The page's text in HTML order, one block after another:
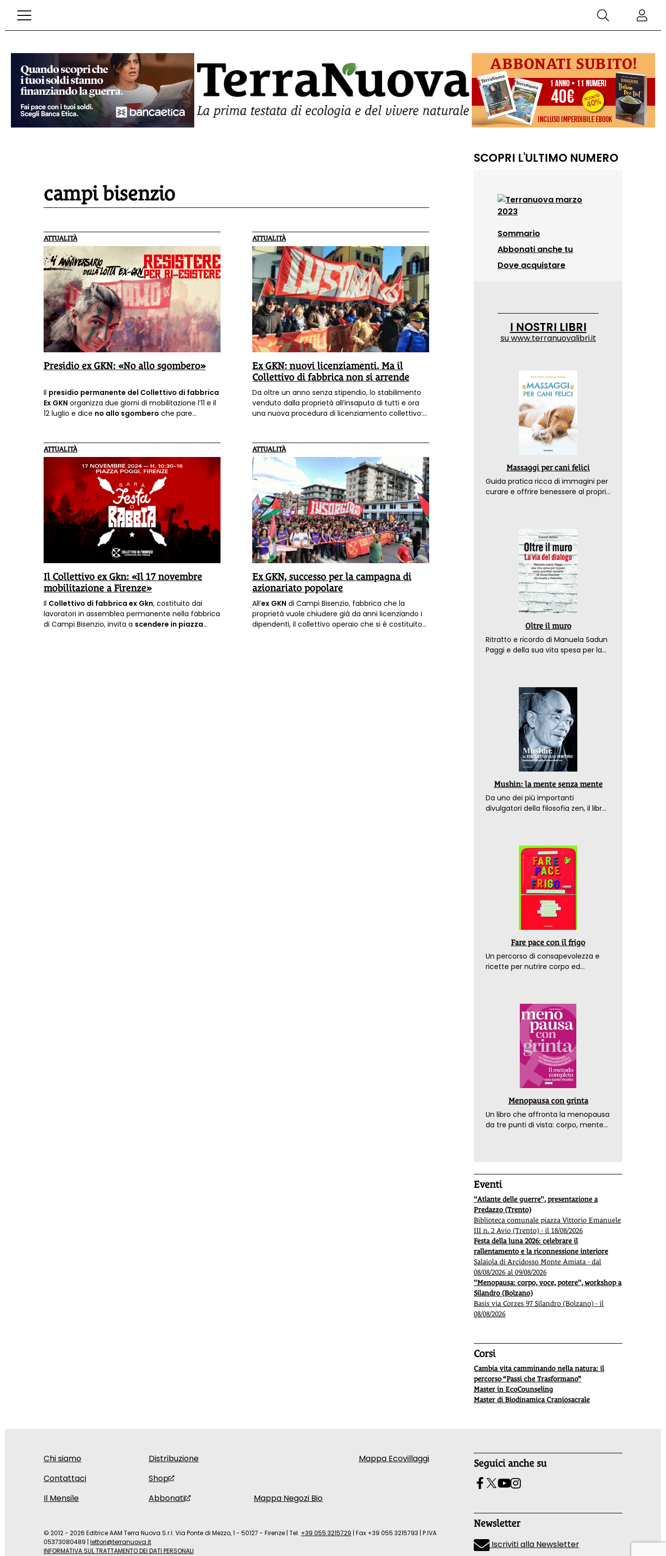
campi bisenzio
ATTUALITÀ
Presidio ex GKN: «No allo sgombero»
Il presidio permanente del Collettivo di fabbrica
Ex GKN organizza due giorni di mobilitazione l’11 e il
12 luglio e dice no allo sgombero che pare
ATTUALITÀ
Ex GKN: nuovi licenziamenti. Ma il
Collettivo di fabbrica non si arrende
Da oltre un anno senza stipendio, lo stabilimento
venduto dalla proprietà all’insaputa di tutti e ora
una nuova procedura di licenziamento collettivo:
ATTUALITÀ
Il Collettivo ex Gkn: «Il 17 novembre
mobilitazione a Firenze»
Il Collettivo di fabbrica ex Gkn, costituito dai
lavoratori in assemblea permanente nella fabbrica
di Campi Bisenzio, invita a scendere in piazza
ATTUALITÀ
Ex GKN, successo per la campagna di
azionariato popolare
All’ex GKN di Campi Bisenzio, fabbrica che la
proprietà vuole chiudere già da anni licenziando i
dipendenti, il collettivo operaio che si è costituito
SCOPRI L'ULTIMO NUMERO
Sommario
Abbonati anche tu
Dove acquistare
I NOSTRI LIBRI
suwww.terranuovalibri.it
Massaggi per cani felici
Guida pratica ricca di immagini per
curare e offrire benessere al proprio
Oltre il muro
Ritratto e ricordo di Manuela Sadun
Paggi e della sua vita spesa per la
Mushin: la mente senza mente
Da uno dei più importanti
divulgatori della filosofia zen, il libro
Fare pace con il frigo
Un percorso di consapevolezza e
ricette per nutrire corpo ed
Menopausa con grinta
Un libro che affronta la menopausa
da tre punti di vista: corpo, mente
Eventi
"Atlante delle guerre", presentazione a
Predazzo (Trento)
Biblioteca comunale piazza Vittorio Emanuele
III n. 2 Avio (Trento) - il 18/08/2026
Festa della luna 2026: celebrare il
rallentamento e la riconnessione interiore
Salaiola di Arcidosso Monte Amiata - dal
08/08/2026 al 09/08/2026
"Menopausa: corpo, voce, potere", workshop a
Silandro (Bolzano)
Basis via Corzes 97 Silandro (Bolzano) - il
08/08/2026
Corsi
Cambia vita camminando nella natura: il
percorso “Passi che Trasformano”
Master in EcoCounseling
Master di Biodinamica Craniosacrale
Chi siamo
Contattaci
Il Mensile
Distribuzione
Shop
Abbonati
Mappa Negozi Bio
Mappa Ecovillaggi Seguici anche su
Newsletter
Iscriviti alla Newsletter
© 2012 - 2026 Editrice AAM Terra Nuova S.r.l. Via Ponte di Mezzo, 1 - 50127 - Firenze | Tel. +39 055 3215729 | Fax +39 055 3215793 | P.IVA
05373080489 | lettori@terranuova.it
INFORMATIVA SUL TRATTAMENTO DEI DATI PERSONALI